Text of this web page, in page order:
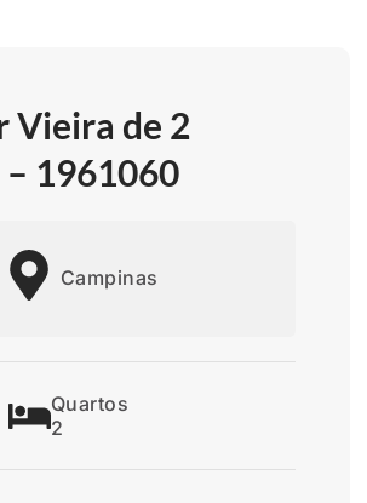
Vieira de 2
– 1961060
Campinas
Quartos
2